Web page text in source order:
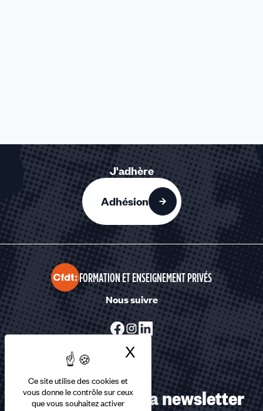
Ce site utilise des cookies et
vous donne le contrôle sur ceux
que vous souhaitez activer
X Masquer le
J'adhère
Adhésion
FORMATION ET ENSEIGNEMENT PRIVÉS
Nous suivre
Abonnez-vous à la newsletter